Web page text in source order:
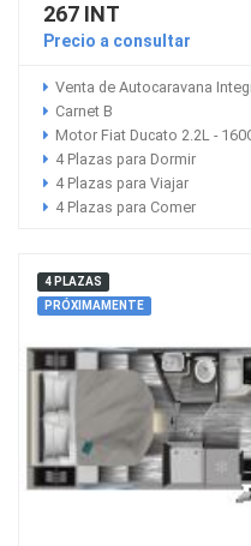
267 INT
Precio a consultar
Venta de Autocaravana
Carnet B
Motor Fiat Ducato 2.2L -
4 Plazas para Dormir
4 Plazas para Viajar
4 Plazas para Comer
4 PLAZAS
PRÓXIMAMENTE